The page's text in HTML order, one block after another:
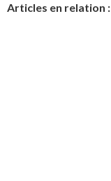
Articles en relation :